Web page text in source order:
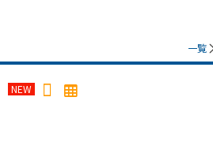
一覧
NEW